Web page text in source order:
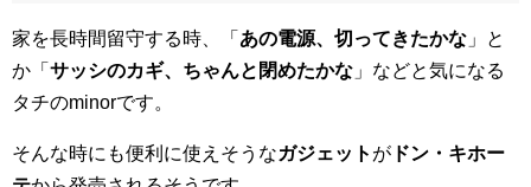
家を長時間留守する時、「 あの電源、切ってきたかな 」と
か「 サッシのカギ、ちゃんと閉めたかな 」などと気になる
タチのminorです。
そんな時にも便利に使えそうなガジェット が ドン・キホー